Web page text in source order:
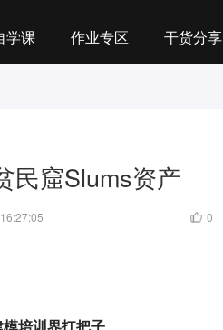
学课 作业专区 干货分享
窟Slums资产
0